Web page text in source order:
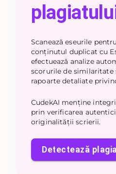
Scanează eseurile
conținutul duplicat cu
efectuează analize
scorurile de similaritate
rapoarte detaliate
CudekAI menține
prin verificarea
originalității scrierii.
Detectează